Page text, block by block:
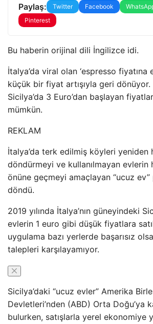
Paylaş: Twitter Facebook
Pinterest
Bu haberin orijinal dili İngilizce idi.
İtalya’da viral olan ‘espresso fiyatına
küçük bir fiyat artışıyla geri dönüyor.
Sicilya’da 3 Euro’dan başlayan
mümkün.
REKLAM
İtalya’da terk edilmiş köyleri yeniden
döndürmeyi ve kullanılmayan evlerin
önüne geçmeyi amaçlayan “ucuz
döndü.
2019 yılında İtalya’nın güneyindeki
evlerin 1 euro gibi düşük fiyatlara
uygulama bazı yerlerde başarısız
talepleri karşılayamıyor.
Sicilya’daki “ucuz evler” Amerika
Devletleri’nden (ABD) Orta Doğu’ya
bulurken, satışlarla yerel ekonomiye